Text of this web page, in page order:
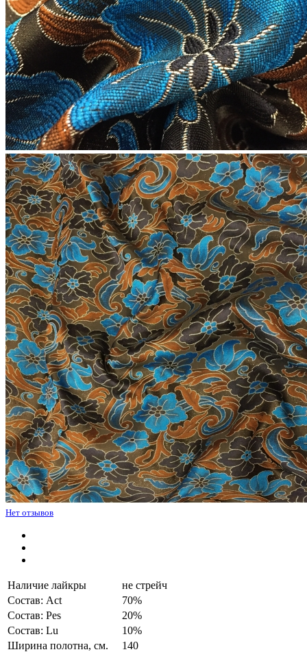
Нет отзывов
Наличие лайкры
не стрейч
Состав: Act
70%
Состав: Pes
20%
Состав: Lu
10%
Ширина полотна, см.
140